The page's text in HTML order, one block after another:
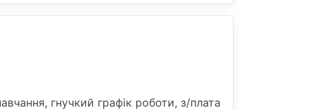
гнучкий графік роботи, з/плата